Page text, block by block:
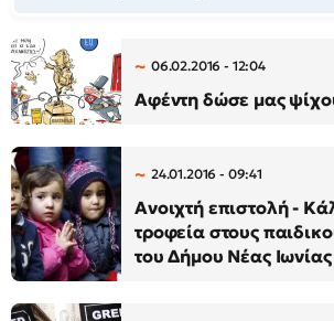
06.02.2016 - 12:04
Αφέντη δώσε μας
24.01.2016 - 09:41
Ανοιχτή επιστολή -
τροφεία στους
του Δήμου Νέας Ιωνίας